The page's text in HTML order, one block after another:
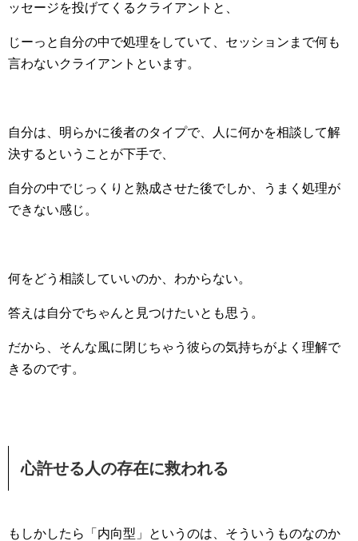
ッセージを投げてくるクライアントと、
じーっと自分の中で処理をしていて、セッションまで何も
言わないクライアントといます。
自分は、明らかに後者のタイプで、人に何かを相談して解
決するということが下手で、
自分の中でじっくりと熟成させた後でしか、うまく処理が
できない感じ。
何をどう相談していいのか、わからない。
答えは自分でちゃんと見つけたいとも思う。
だから、そんな風に閉じちゃう彼らの気持ちがよく理解で
きるのです。
心許せる人の存在に救われる
もしかしたら「内向型」というのは、そういうものなのか